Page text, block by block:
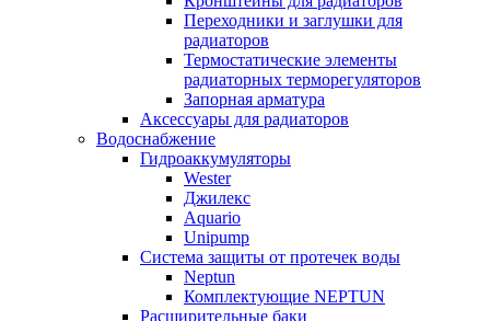
Переходники и заглушки для
радиаторов
Термостатические элементы
радиаторных терморегуляторов
Запорная арматура
Аксессуары для радиаторов
Водоснабжение
Гидроаккумуляторы
Wester
Джилекс
Aquario
Unipump
Система защиты от протечек воды
Neptun
Комплектующие NEPTUN
Расширительные баки